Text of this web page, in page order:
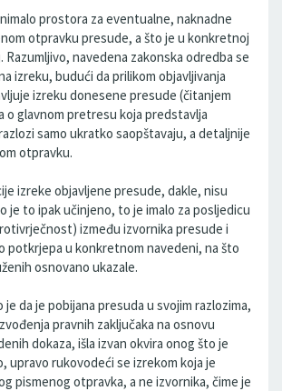
prostora za eventualne, naknadne
otpravku presude, a što je u konkretnoj
Razumljivo, navedena zakonska odredba se
izreku, budući da prilikom objavljivanja
izreku donesene presude (čitanjem
o glavnom pretresu koja predstavlja
samo ukratko saopštavaju, a detaljnije
otpravku.
izreke objavljene presude, dakle, nisu
je to ipak učinjeno, to je imalo za posljedicu
između izvornika presude i
potkrjepa u konkretnom navedeni, na što
osnovano ukazale.
da je pobijana presuda u svojim razlozima,
pravnih zaključaka na osnovu
dokaza, išla izvan okvira onog što je
upravo rukovodeći se izrekom koja je
pismenog otpravka, a ne izvornika, čime je